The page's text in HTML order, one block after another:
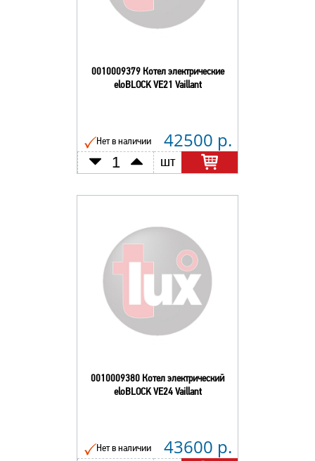
0010009379 Котел электрические
eloBLOCK VE21 Vaillant
Нет в наличии 42500 р.
шт
0010009380 Котел электрический
eloBLOCK VE24 Vaillant
Нет в наличии 43600 р.